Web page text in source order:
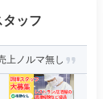
ッフ
上ノルマ無し